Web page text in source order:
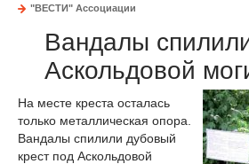
"ВЕСТИ" Ассоциации
Вандалы
Аскольдовой
На месте креста осталась
только металлическая опора.
Вандалы спилили дубовый
крест под Аскольдовой